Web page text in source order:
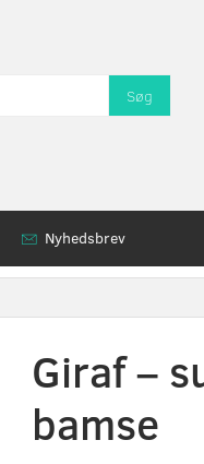
Søg
Nyhedsbrev
Giraf –
bamse